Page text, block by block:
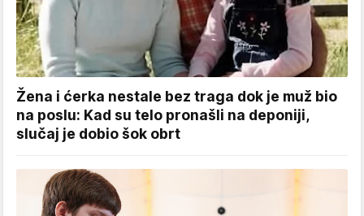
Žena i ćerka nestale bez traga dok je muž bio
na poslu: Kad su telo pronašli na deponiji,
slučaj je dobio šok obrt